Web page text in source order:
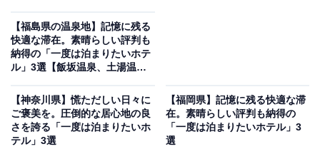
四季彩の宿 ふる里（画像：「四季彩の宿 ふる里」公式Webサイトより）
「四季彩の宿 ふる里」は、湯川温泉の源泉掛け流しを堪
【福島県の温泉地】記憶に残る
快適な滞在。素晴らしい評判も
納得の「一度は泊まりたいホテ
ル」3選【飯坂温泉、土湯温
【神奈川県】慌ただしい日々に
ご褒美を。圧倒的な居心地の良
さを誇る「一度は泊まりたいホ
テル」3選
【福岡県】記憶に残る快適な滞
在。素晴らしい評判も納得の
「一度は泊まりたいホテル」3
選